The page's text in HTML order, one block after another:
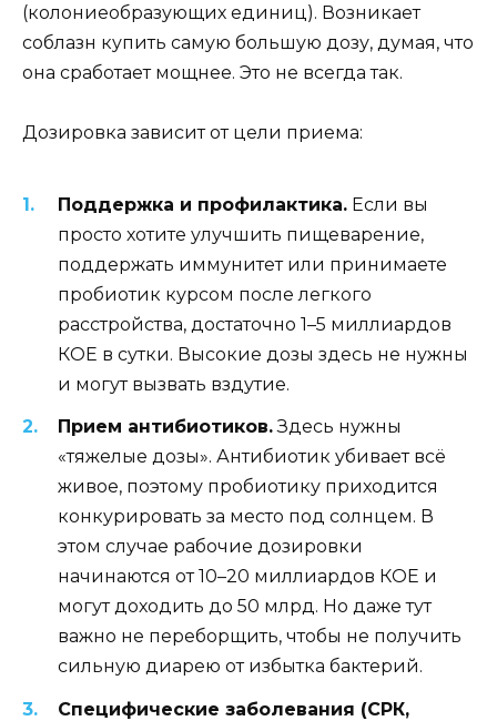
(колониеобразующих единиц). Возникает
соблазн купить самую большую дозу, думая, что
она сработает мощнее. Это не всегда так.
Дозировка зависит от цели приема:
Поддержка и профилактика. Если вы
просто хотите улучшить пищеварение,
поддержать иммунитет или принимаете
пробиотик курсом после легкого
расстройства, достаточно 1–5 миллиардов
КОЕ в сутки. Высокие дозы здесь не нужны
и могут вызвать вздутие.
Прием антибиотиков.Здесь нужны
«тяжелые дозы». Антибиотик убивает всё
живое, поэтому пробиотику приходится
конкурировать за место под солнцем. В
этом случае рабочие дозировки
начинаются от 10–20 миллиардов КОЕ и
могут доходить до 50 млрд. Но даже тут
важно не переборщить, чтобы не получить
сильную диарею от избытка бактерий.
Специфические заболевания (СРК,